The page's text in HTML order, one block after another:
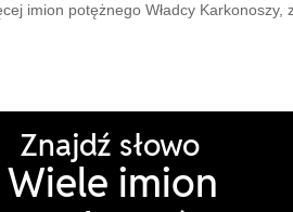
imion potężnego Władcy Karkonoszy,